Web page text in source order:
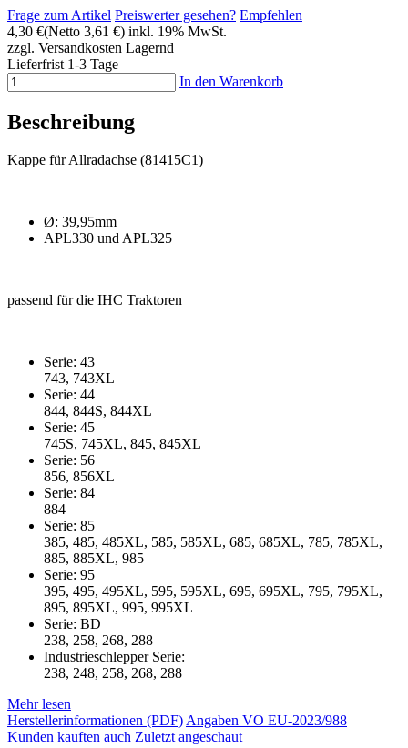
Frage zum Artikel Preiswerter gesehen? Empfehlen
4,30 €(Netto 3,61 €) inkl. 19% MwSt.
zzgl. Versandkosten Lagernd
Lieferfrist 1-3 Tage
In den Warenkorb
Beschreibung
Kappe für Allradachse (81415C1)
Ø: 39,95mm
APL330 und APL325
passend für die IHC Traktoren
Serie: 43
743, 743XL
Serie: 44
844, 844S, 844XL
Serie: 45
745S, 745XL, 845, 845XL
Serie: 56
856, 856XL
Serie: 84
884
Serie: 85
385, 485, 485XL, 585, 585XL, 685, 685XL, 785, 785XL,
885, 885XL, 985
Serie: 95
395, 495, 495XL, 595, 595XL, 695, 695XL, 795, 795XL,
895, 895XL, 995, 995XL
Serie: BD
238, 258, 268, 288
Industrieschlepper Serie:
238, 248, 258, 268, 288
Mehr lesen
Herstellerinformationen (PDF)Angaben VO EU-2023/988
Kunden kauften auch Zuletzt angeschaut